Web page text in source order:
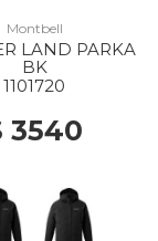
Montbell
LAND PARKA
BK
1101720
3540